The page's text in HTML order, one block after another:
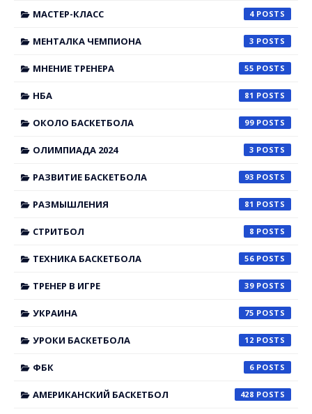
МАСТЕР-КЛАСС 4
МЕНТАЛКА ЧЕМПИОНА 3
МНЕНИЕ ТРЕНЕРА 55
НБА 81
ОКОЛО БАСКЕТБОЛА 99
ОЛИМПИАДА 2024 3
РАЗВИТИЕ БАСКЕТБОЛА 93
РАЗМЫШЛЕНИЯ 81
СТРИТБОЛ 8
ТЕХНИКА БАСКЕТБОЛА 56
ТРЕНЕР В ИГРЕ 39
УКРАИНА 75
УРОКИ БАСКЕТБОЛА 12
ФБК 6
АМЕРИКАНСКИЙ БАСКЕТБОЛ 428